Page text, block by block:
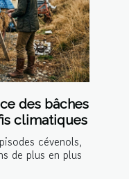
des bâches
climatiques
cévenols,
de plus en plus